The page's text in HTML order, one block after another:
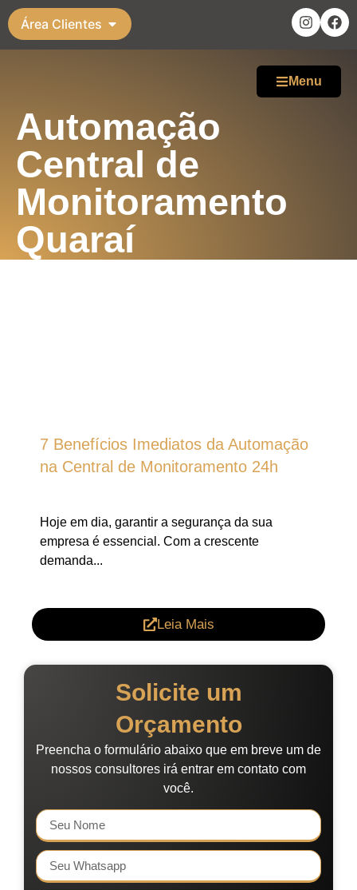
Área Clientes
Menu
Automação
Central de
Monitoramento
Quaraí
7 Benefícios Imediatos da Automação
na Central de Monitoramento 24h
Hoje em dia, garantir a segurança da sua
empresa é essencial. Com a crescente
demanda...
Leia Mais
Solicite um
Orçamento
Preencha o formulário abaixo que em breve um de
nossos consultores irá entrar em contato com
você.